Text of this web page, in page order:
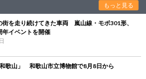
もっと見る
街を走り続けてきた車両 嵐山線・モボ301形、
年イベントを開催
歌山」 和歌山市立博物館で8月8日から